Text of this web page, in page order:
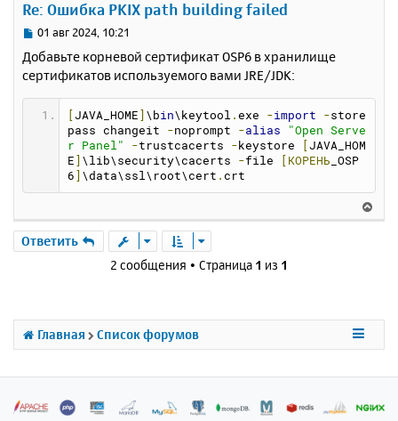
н
Re: Ошибка PKIX path building failed
С
о
б
щ
01 авг 2024, 10:21
Добавьте корневой сертификат OSP6 в хранилище
сертификатов используемого вами JRE/JDK:
JAVA_HOME \bin\keytool . exe -import -store
pass changeit -noprompt -alias
"Open Serve
r Panel"
-trustcacerts - keystore
JAVA_HOM
E
\lib\security\cacerts -file [КОРЕНЬ _OSP
6
\data\ssl\root\cert . crt
е
с
н
ч
Ответить
2 сообщения • Страница 1 из 1
Главная Список форумов